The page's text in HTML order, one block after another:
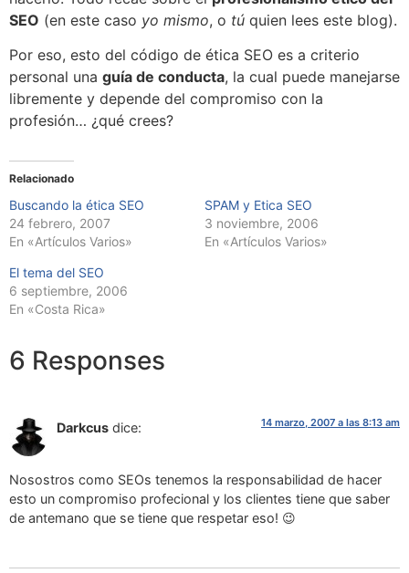
SEO (en este caso yo mismo, o tú quien lees este blog).
Por eso, esto del código de ética SEO es a criterio
personal una guía de conducta, la cual puede manejarse
libremente y depende del compromiso con la
profesión… ¿qué crees?
Relacionado
Buscando la ética SEO
24 febrero, 2007
En «Artículos Varios»
SPAM y Etica SEO
3 noviembre, 2006
En «Artículos Varios»
El tema del SEO
6 septiembre, 2006
En «Costa Rica»
6 Responses
Darkcus dice: 14 marzo, 2007 a las 8:13 am
Nosostros como SEOs tenemos la responsabilidad de hacer
esto un compromiso profecional y los clientes tiene que saber
de antemano que se tiene que respetar eso! 😉